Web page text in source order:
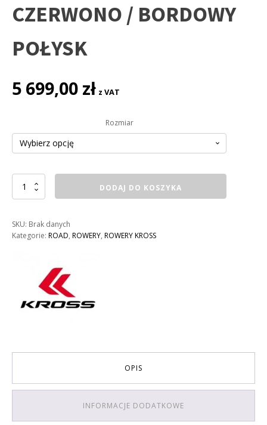
CZERWONO / BORDOWY
POŁYSK
5 699,00 zł z VAT
Rozmiar
ilość
ROWER
DSC
4.0
CZERWONO
POŁYSK
DODAJ DO KOSZYKA
SKU: Brak danych
Kategorie: ROAD, ROWERY, ROWERY KROSS
OPIS
INFORMACJE DODATKOWE